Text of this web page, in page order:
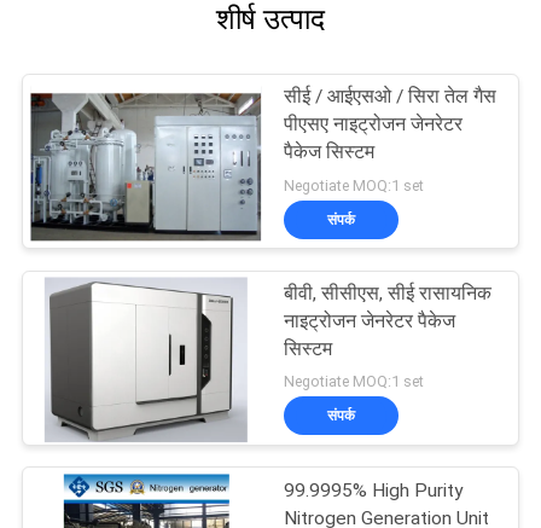
शीर्ष उत्पाद
सीई / आईएसओ / सिरा तेल गैस
पीएसए नाइट्रोजन जेनरेटर
पैकेज सिस्टम
Negotiate MOQ:1 set
संपर्क
बीवी, सीसीएस, सीई रासायनिक
नाइट्रोजन जेनरेटर पैकेज
सिस्टम
Negotiate MOQ:1 set
संपर्क
99.9995% High Purity
Nitrogen Generation Unit